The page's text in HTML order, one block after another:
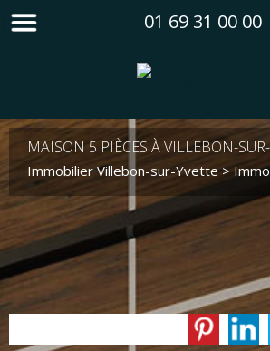
01 69 31 00 00
MAISON 5 PIÈCES À VILLEBON-
Immobilier Villebon-sur-Yvette >